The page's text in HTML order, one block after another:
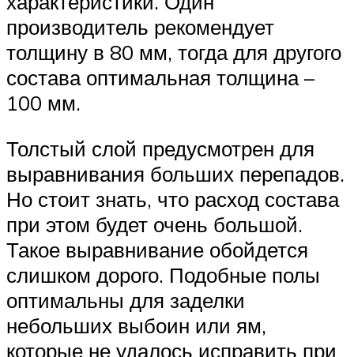
производитель рекомендует
толщину в 80 мм, тогда для другого
состава оптимальная толщина –
100 мм.
Толстый слой предусмотрен для
выравнивания больших перепадов.
Но стоит знать, что расход состава
при этом будет очень большой.
Такое выравнивание обойдется
слишком дорого. Подобные полы
оптимальны для заделки
небольших выбоин или ям,
которые не удалось исправить при